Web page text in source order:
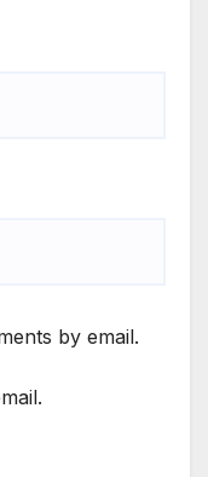
by email.